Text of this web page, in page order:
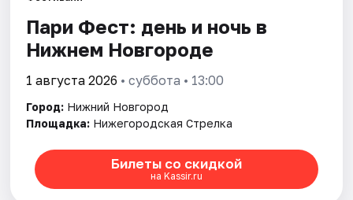
Пари Фест: день и ночь в
Нижнем Новгороде
1 августа 2026 • суббота • 13:00
Город: Нижний Новгород
Площадка: Нижегородская Стрелка
Билеты со скидкой
на Kassir.ru